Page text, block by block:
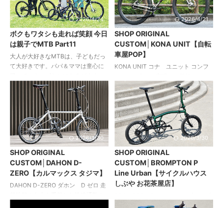
りの「ペアで色の異なる愛車が欲し
い」という要望に応えるべく、サイ
クルハウスしぶやではカラーオーダ
ーを提案。 一見、シルバーの個体と
ブルーの個体を部品単位でスワップ
したようにも見えるが、ツートンに
塗り分けられたフォークをはじめ、
て新規でペイントされたもの。 ツー
リングの快適性を重視してセレクト
た」というユーザーにもマッチする
このフラットバーロードに対して、
オリジナルのアレンジを加えること
で、親しみやすいモデルに仕上げ
た。 車体色はフォークとフレームを
塗り分けできるカラーオーダーシス
テムを活用して、和田サイクルを象
プロムナードハンドルバーへの換装
により、上体 ...
2026/4/24
ボクもワタシも走れば笑顔 今日
は親子でMTB Part11
大人が大好きなMTBは、子どもだっ
て大好きです。パパ＆ママは童心に
に。大自然の中で思いっきりライド
を満喫しちゃいましょう！ 左から
実緒さん SANTA CRUZ
Megatower 藍名（あいな）ちゃん
（6歳） YOTSUBA Zero 18 野武雄
一朗さん LITEC HASSO お互い
MTBが大好きで家族となったお父さ
んとお母さん。その血統を受け継ぐ
藍名ちゃんは、すでにご両親に負け
ないくらいMTBを愛するマウンテン
バイカーに。そのキャリアはすでに3
2026/4/21
SHOP ORIGINAL
CUSTOM│KONA UNIT【自転
車屋POP】
KONA UNIT コナ ユニット コンフ
ュー オーナーは運動不足の解消を目
的として2台のスポーツバイクを入
手。 1台はロングライドにも対応する
アドベンチャーバイク、もう1台がフ
ルリジッドMTBに手を加えることで
理想の形に仕上げたこのユニット
だ。カスタムのコンセプトは「頻繁
なメンテナンスを必要とせず、いつ
でも気軽に走り出せる日常のパート
ナー」。 リアホイールにローロフの
内装式14段変速ハブをインストール
たオリジナルのカスタムメニューが
2026/3/30
SHOP ORIGINAL
CUSTOM│DAHON D-
ZERO【カルマックス タジマ】
DAHON D-ZERO ダホン D ゼロ 走
2026/3/30
SHOP ORIGINAL
CUSTOM│BROMPTON P
Line Urban【サイクルハウス
しぶや お花茶屋店】
トン P ラインアーバン 走行性能を